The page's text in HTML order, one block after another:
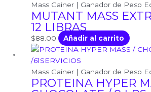
Mass Gainer | Ganador de Peso
MUTANT MASS
12 LIBRAS
$88.00 Añadir al carrito
Mass Gainer | Ganador de Peso
PROTEINA HYPER